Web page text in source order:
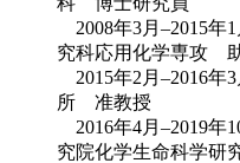
2008年3月–2015年
究科応用化学専攻
2015年2月–2016年
所 准教授
2016年4月–2019年
究院化学生命科学